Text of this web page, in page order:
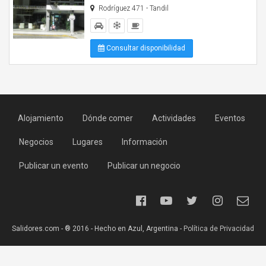
Rodríguez 471 - Tandil
Consultar disponibilidad
Alojamiento Dónde comer Actividades Eventos
Negocios Lugares Información
Publicar un evento Publicar un negocio
Salidores.com - ® 2016 - Hecho en Azul, Argentina - Política de Privacidad